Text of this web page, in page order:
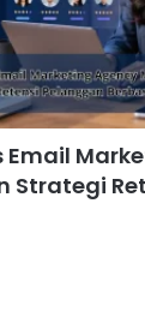
Email
Strategi